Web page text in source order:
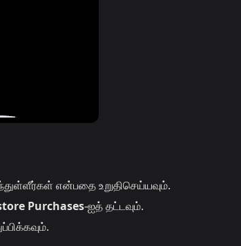
என்பதை உறுதிசெய்யவும்.
Purchases-ஐத் தட்டவும்.